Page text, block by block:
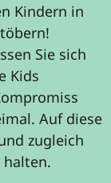
Kindern in
Sie sich
Kids
Auf diese
zugleich